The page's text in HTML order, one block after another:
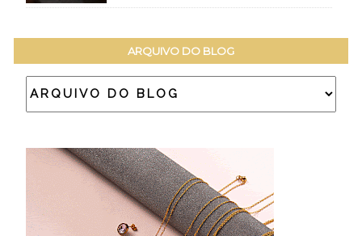
ARQUIVO DO BLOG